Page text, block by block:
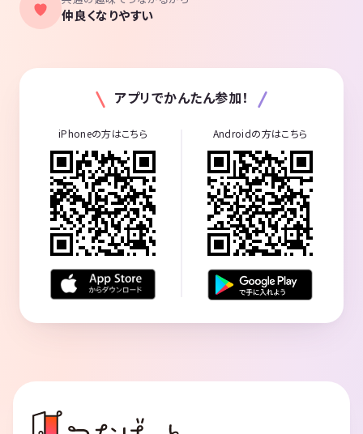
仲良くなりやすい
アプリでかんたん参加！
iPhoneの方はこちら Androidの方はこちら